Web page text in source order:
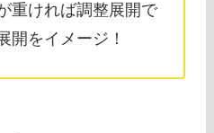
重ければ調整展開で
開をイメージ！